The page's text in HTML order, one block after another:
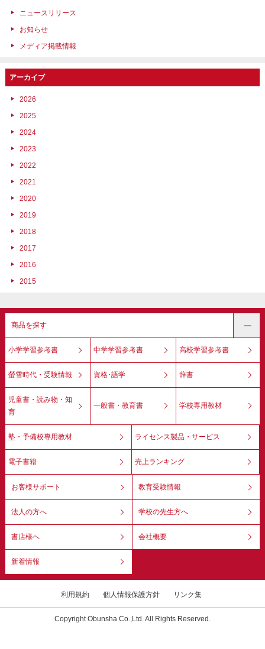
ニュースリリース
お知らせ
メディア掲載情報
アーカイブ
2026
2025
2024
2023
2022
2021
2020
2019
2018
2017
2016
2015
商品を探す
小学学習参考書 中学学習参考書 高校学習参考書
螢雪時代・受験情報 資格･語学 辞書
児童書・読み物・知
育
一般書・教育書 学校専用教材
塾・予備校専用教材 ライセンス製品・サービス
電子書籍 売上ランキング
お客様サポート 教育受験情報
法人の方へ 学校の先生方へ
書店様へ 会社概要
新着情報
利用規約 個人情報保護方針 リンク集
Copyright Obunsha Co.,Ltd. All Rights Reserved.